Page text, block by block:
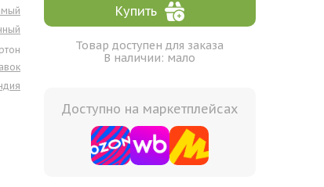
Купить
Товар доступен для заказа
В наличии: мало
Доступно на маркетплейсах